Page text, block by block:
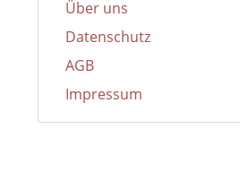
Über uns
Datenschutz
AGB
Impressum